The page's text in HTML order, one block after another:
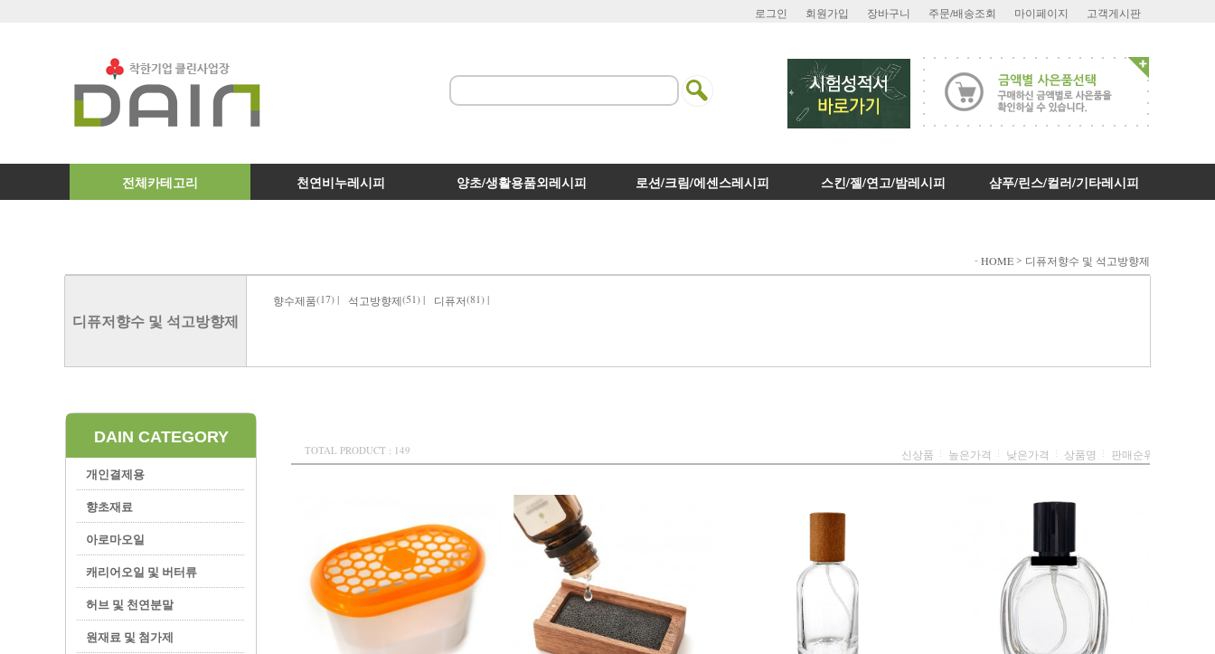
로그인 회원가입 장바구니 주문/배송조회 마이페이지 고객게시판
전체카테고리 천연비누레시피 양초/생활용품외레시피 로션/크림/에센스레시피 스킨/젤/연고/밤레시피 샴푸/린스/컬러/기타레시피
-HOME > 디퓨저향수 및 석고방향제
디퓨저향수 및 석고방향제
향수제품(17) | 석고방향제(51) | 디퓨저(81) |
DAIN CATEGORY
개인결제용
향초재료
아로마오일
캐리어오일 및 버터류
허브 및 천연분말
원재료 및 첨가제
TOTAL PRODUCT : 149 신상품 높은가격 낮은가격 상품명 판매순위